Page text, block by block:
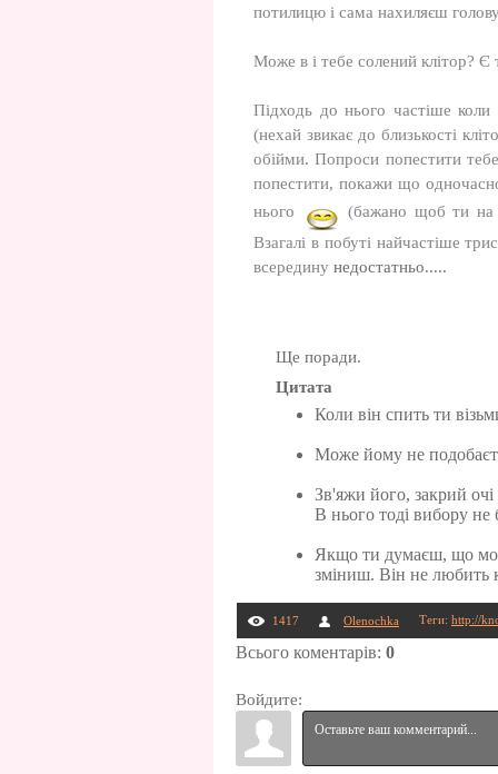
потилицю і сама нахиляєш
Може в і тебе солений клітор? Є
Підходь до нього частіше коли
(нехай звикає до близькості
обійми. Попроси попестити
попестити, покажи що
нього
(бажано щоб ти на
Взагалі в побуті найчастіше
всередину недостатньо.....
Ще поради.
Цитата
Коли він спить ти
Може йому не
Зв'яжи його, закрий
В нього тоді вибору не
Якщо ти думаєш, що
зміниш. Він не любить
1417 Olenochka Теги: http://
Всього коментарів: 0
Войдите: